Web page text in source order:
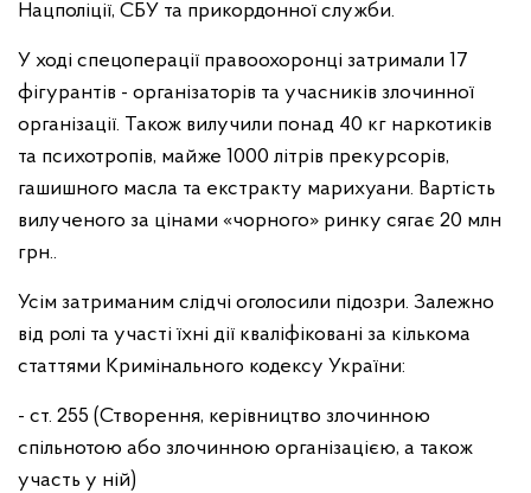
Нацполіції, СБУ та прикордонної служби.
У ході спецоперації правоохоронці затримали 17
фігурантів - організаторів та учасників злочинної
організації. Також вилучили понад 40 кг наркотиків
та психотропів, майже 1000 літрів прекурсорів,
гашишного масла та екстракту марихуани. Вартість
вилученого за цінами «чорного» ринку сягає 20 млн
грн..
Усім затриманим слідчі оголосили підозри. Залежно
від ролі та участі їхні дії кваліфіковані за кількома
статтями Кримінального кодексу України:
- ст. 255 (Створення, керівництво злочинною
спільнотою або злочинною організацією, а також
участь у ній)